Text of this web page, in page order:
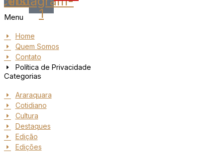
1
Menu
Home
Quem Somos
Contato
Política de Privacidade
Categorias
Araraquara
Cotidiano
Cultura
Destaques
Edição
Edições